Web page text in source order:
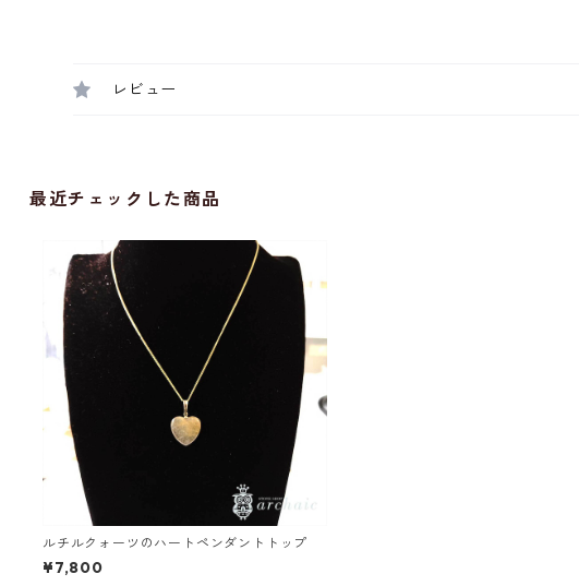
レビュー
最近チェックした商品
ルチルクォーツのハートペンダントトップ
¥7,800